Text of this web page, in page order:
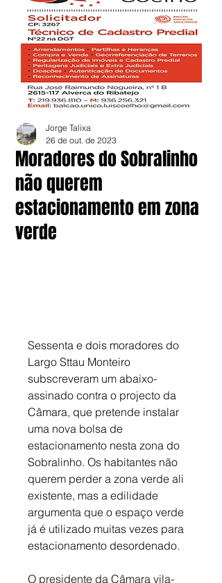
Moradores do Sobralinho
não querem
estacionamento em zona
verde
Jorge Talixa
26 de out. de 2023
Sessenta e dois moradores do
Largo Sttau Monteiro
subscreveram um abaixo-
assinado contra o projecto da
Câmara, que pretende instalar
uma nova bolsa de
estacionamento nesta zona do
Sobralinho. Os habitantes não
querem perder a zona verde ali
existente, mas a edilidade
argumenta que o espaço verde
já é utilizado muitas vezes para
estacionamento desordenado.
O presidente da Câmara vila-